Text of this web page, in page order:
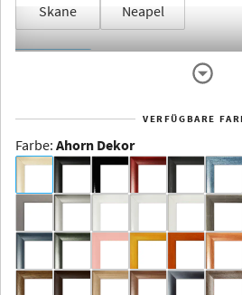
Skane Neapel
Dakota -
Rahmenloser
Aluminium
VERFÜGBARE
Farbe: Ahorn Dekor